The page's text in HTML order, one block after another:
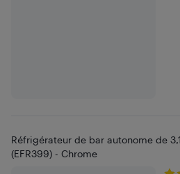
Réfrigérateur de bar autonome de
(EFR399) - Chrome